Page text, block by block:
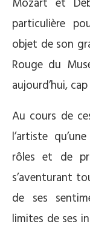
Mozart et
particulière
objet de son
Rouge du
aujourd’hui,
Au cours de
l’artiste
rôles et de
s’aventurant
de ses
limites de ses